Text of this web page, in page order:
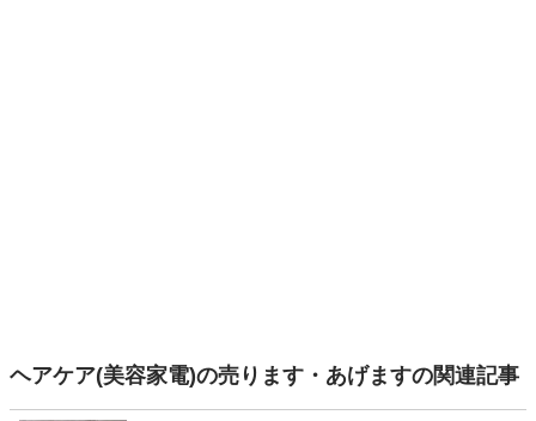
ヘアケア(美容家電)の売ります・あげますの関連記事